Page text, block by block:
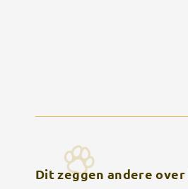
Dit zeggen andere over